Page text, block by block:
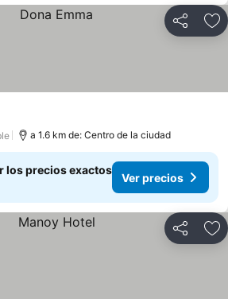
Compartir
a 1.6 km de: Centro de la ciudad
los precios exactos
Ver precios
Compartir